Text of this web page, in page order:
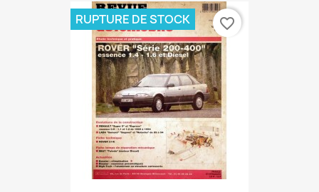
RUPTURE DE STOCK favorite_border